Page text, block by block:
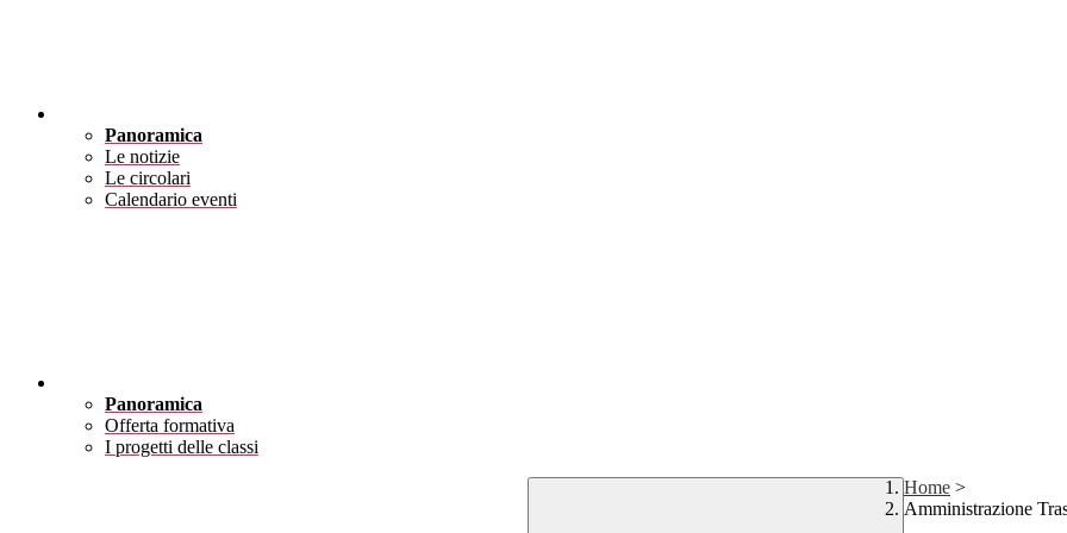
Panoramica
Le notizie
Le circolari
Calendario eventi
Panoramica
Offerta formativa
I progetti delle classi
Home >
Amministrazione